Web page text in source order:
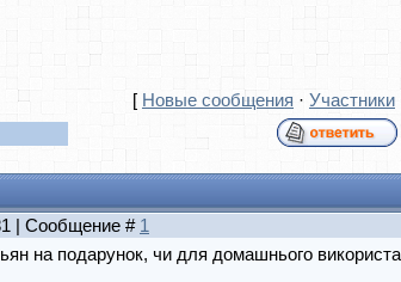
[ Новые сообщения · Участники
| Сообщение # 1
на подарунок, чи для домашнього